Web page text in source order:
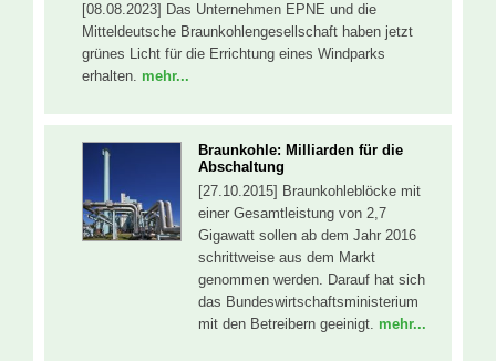
[08.08.2023] Das Unternehmen EPNE und die
Mitteldeutsche Braunkohlengesellschaft haben jetzt
grünes Licht für die Errichtung eines Windparks
erhalten. mehr...
Braunkohle: Milliarden für die
Abschaltung
[27.10.2015] Braunkohleblöcke mit
einer Gesamtleistung von 2,7
Gigawatt sollen ab dem Jahr 2016
schrittweise aus dem Markt
genommen werden. Darauf hat sich
das Bundeswirtschaftsministerium
mit den Betreibern geeinigt. mehr...